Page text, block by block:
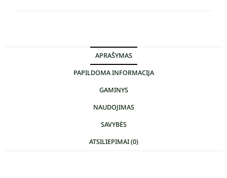
APRAŠYMAS
PAPILDOMA INFORMACIJA
GAMINYS
NAUDOJIMAS
SAVYBĖS
ATSILIEPIMAI (0)